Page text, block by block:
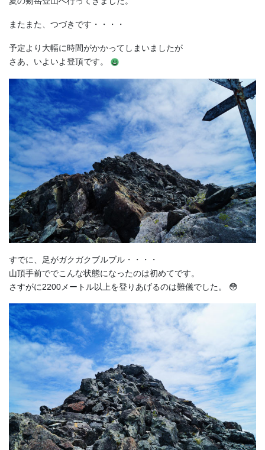
またまた、つづきです・・・・
予定より大幅に時間がかかってしまいましたが
さあ、いよいよ登頂です。
すでに、足がガクガクブルブル・・・・
山頂手前ででこんな状態になったのは初めてです。
さすがに2200メートル以上を登りあげるのは難儀でした。 😳